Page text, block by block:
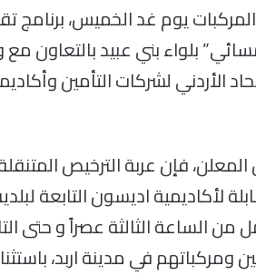
يوم غد الخميس، برنامج
بلواء بني عبيد بالتعاون مع
الأردني لشركات التأمين
فإن عربة الترخيص
لأكاديمية اديسون التابعة
الساعة الثالثة عصراً و حتى
في مدينة اربد،